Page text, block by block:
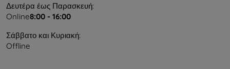
Δευτέρα έως Παρασκευή:
Online8:00 - 16:00
Σάββατο και Κυριακή:
Offline